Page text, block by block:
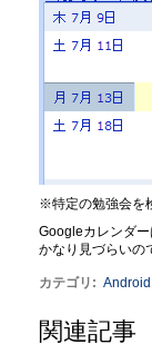
※特定の勉強会を
Googleカレンダ
かなり見づらいの
カテゴリ : Android
関連記事